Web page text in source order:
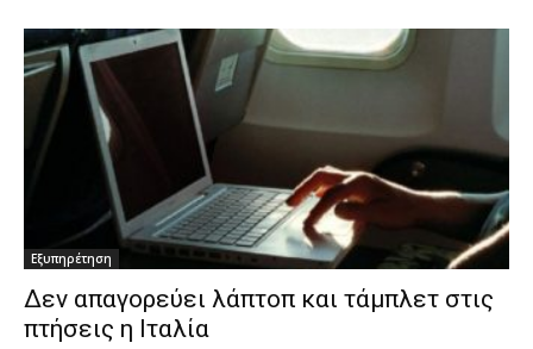
Εξυπηρέτηση
Δεν απαγορεύει λάπτοπ και τάμπλετ στις
πτήσεις η Ιταλία